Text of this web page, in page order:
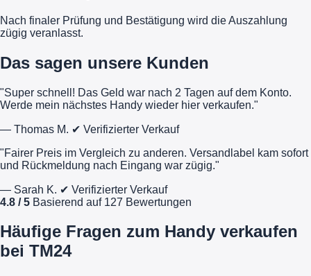
Nach finaler Prüfung und Bestätigung wird die Auszahlung
zügig veranlasst.
Das sagen unsere Kunden
"Super schnell! Das Geld war nach 2 Tagen auf dem Konto.
Werde mein nächstes Handy wieder hier verkaufen."
— Thomas M. ✔ Verifizierter Verkauf
"Fairer Preis im Vergleich zu anderen. Versandlabel kam sofort
und Rückmeldung nach Eingang war zügig."
— Sarah K. ✔ Verifizierter Verkauf
4.8 / 5 Basierend auf 127 Bewertungen
Häufige Fragen zum Handy verkaufen
bei TM24